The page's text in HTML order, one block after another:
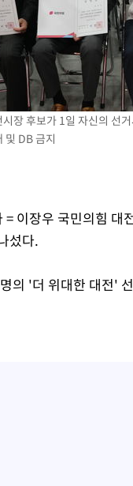
장 후보가 1일 자신의 선
및 DB 금지
이장우 국민의힘
섰다.
의 '더 위대한 대전'